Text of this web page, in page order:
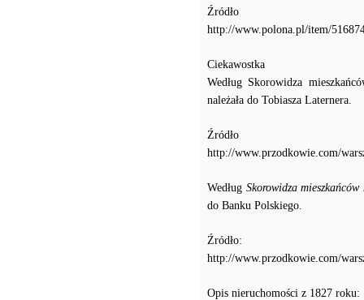
Źródło
http://www.polona.pl/item/
Ciekawostka
Według Skorowidza
należała do Tobiasza Laternera.
Źródło
http://www.przodkowie.com/
Według Skorowidza
do Banku Polskiego.
Źródło:
http://www.przodkowie.com/
Opis nieruchomości z 1827 roku: